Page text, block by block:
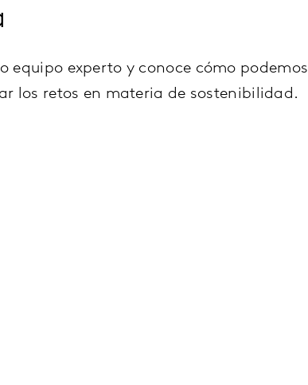
equipo experto y conoce cómo podemos
los retos en materia de sostenibilidad.